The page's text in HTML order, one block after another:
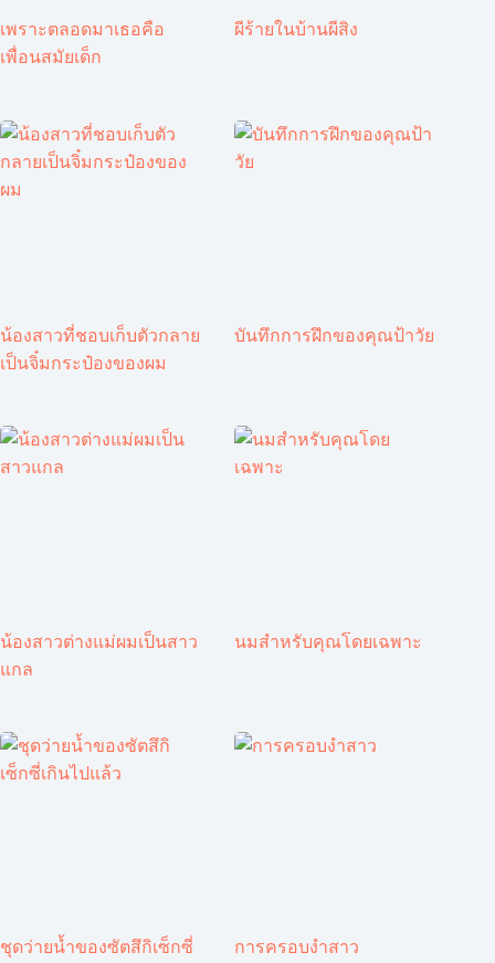
เพราะตลอดมาเธอคือ
เพื่อนสมัยเด็ก
ผีร้ายในบ้านผีสิง
น้องสาวที่ชอบเก็บตัวกลาย
เป็นจิ๋มกระป๋องของผม
บันทึกการฝึกของคุณป้าวัย
น้องสาวต่างแม่ผมเป็นสาว
แกล
นมสำหรับคุณโดยเฉพาะ
ชุดว่ายน้ำของซัตสึกิเซ็กซี่ การครอบงำสาว